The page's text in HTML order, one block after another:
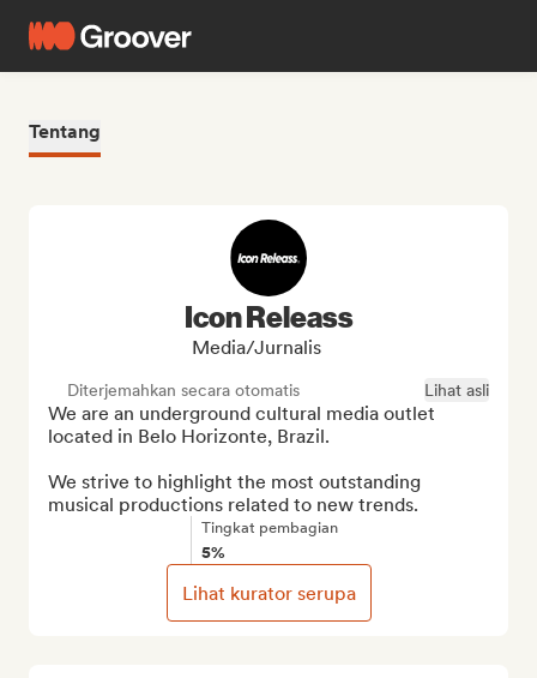
Tentang
Icon Releass
Media/Jurnalis
Diterjemahkan secara otomatis Lihat asli
We are an underground cultural media outlet
located in Belo Horizonte, Brazil.
We strive to highlight the most outstanding
musical productions related to new trends.
Tingkat pembagian
5%
Lihat kurator serupa